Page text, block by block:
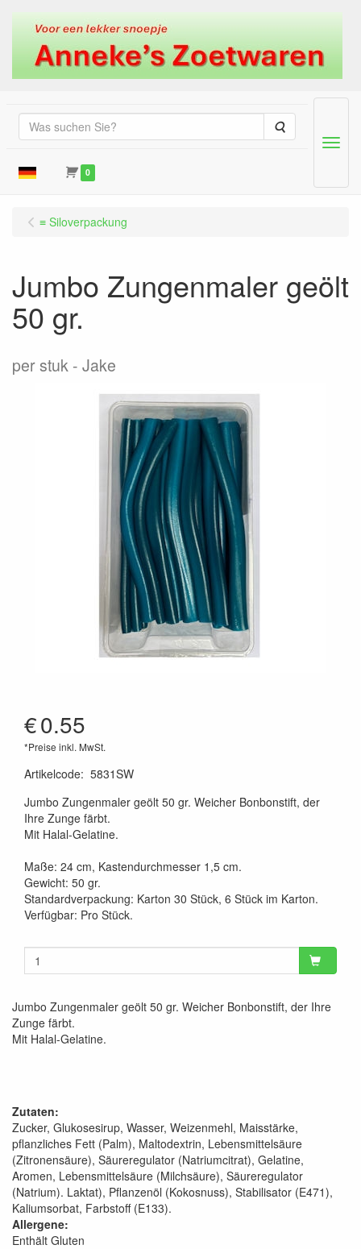
Suche
0
Menu
≡ Siloverpackung
Jumbo Zungenmaler geölt
50 gr.
per stuk Jake
€0.55
*Preise inkl. MwSt.
Artikelcode: 5831SW
Jumbo Zungenmaler geölt 50 gr. Weicher Bonbonstift, der
Ihre Zunge färbt.
Mit Halal-Gelatine.
Maße: 24 cm, Kastendurchmesser 1,5 cm.
Gewicht: 50 gr.
Standardverpackung: Karton 30 Stück, 6 Stück im Karton.
Verfügbar: Pro Stück.
Jumbo Zungenmaler geölt 50 gr. Weicher Bonbonstift, der Ihre
Zunge färbt.
Mit Halal-Gelatine.
Zutaten:
Zucker, Glukosesirup, Wasser, Weizenmehl, Maisstärke,
pflanzliches Fett (Palm), Maltodextrin, Lebensmittelsäure
(Zitronensäure), Säureregulator (Natriumcitrat), Gelatine,
Aromen, Lebensmittelsäure (Milchsäure), Säureregulator
(Natrium). Laktat), Pflanzenöl (Kokosnuss), Stabilisator (E471),
Kaliumsorbat, Farbstoff (E133).
Allergene:
Enthält Gluten